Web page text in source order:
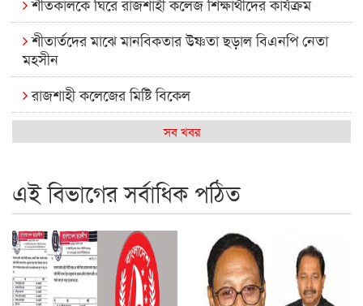
শীতকালকে ঘিরে রাজশাহী কলেজ শিক্ষার্থীদের কার্যক্রম
শীতার্তদের মাঝে মানবিকতার উষ্ণতা ছড়াল বিএনপি নেতা
মহসীন
রাজশাহী কলেজের মিষ্টি বিকেল
কেমন আছে আমাদের দেশের মধ্যবিত্তরা
রাজশাইন একাডেমির ফল প্রকাশ ও পুরস্কার বিতরণ
রাজশাহী কলেজের শিক্ষার্থী শাখাওয়াত পেলেন স্টার এক্সিলেন্স
অ্যাওয়ার্ড
বিশ্ব নদী বিবস উপলক্ষে নদী সুরক্ষায় নাওযাত্রা
সব খবর
এই বিভাগের সর্বাধিক পঠিত